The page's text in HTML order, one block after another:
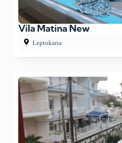
Vila Matina New
Leptokaria